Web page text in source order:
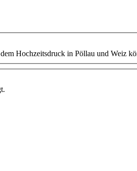
Hochzeitsdruck in Pöllau und Weiz